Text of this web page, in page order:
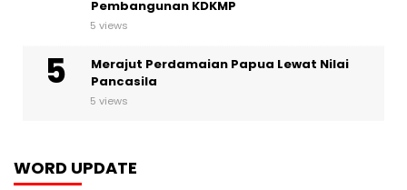
Pembangunan KDKMP
5 views
Merajut Perdamaian Papua Lewat Nilai
Pancasila
5 views
WORD UPDATE